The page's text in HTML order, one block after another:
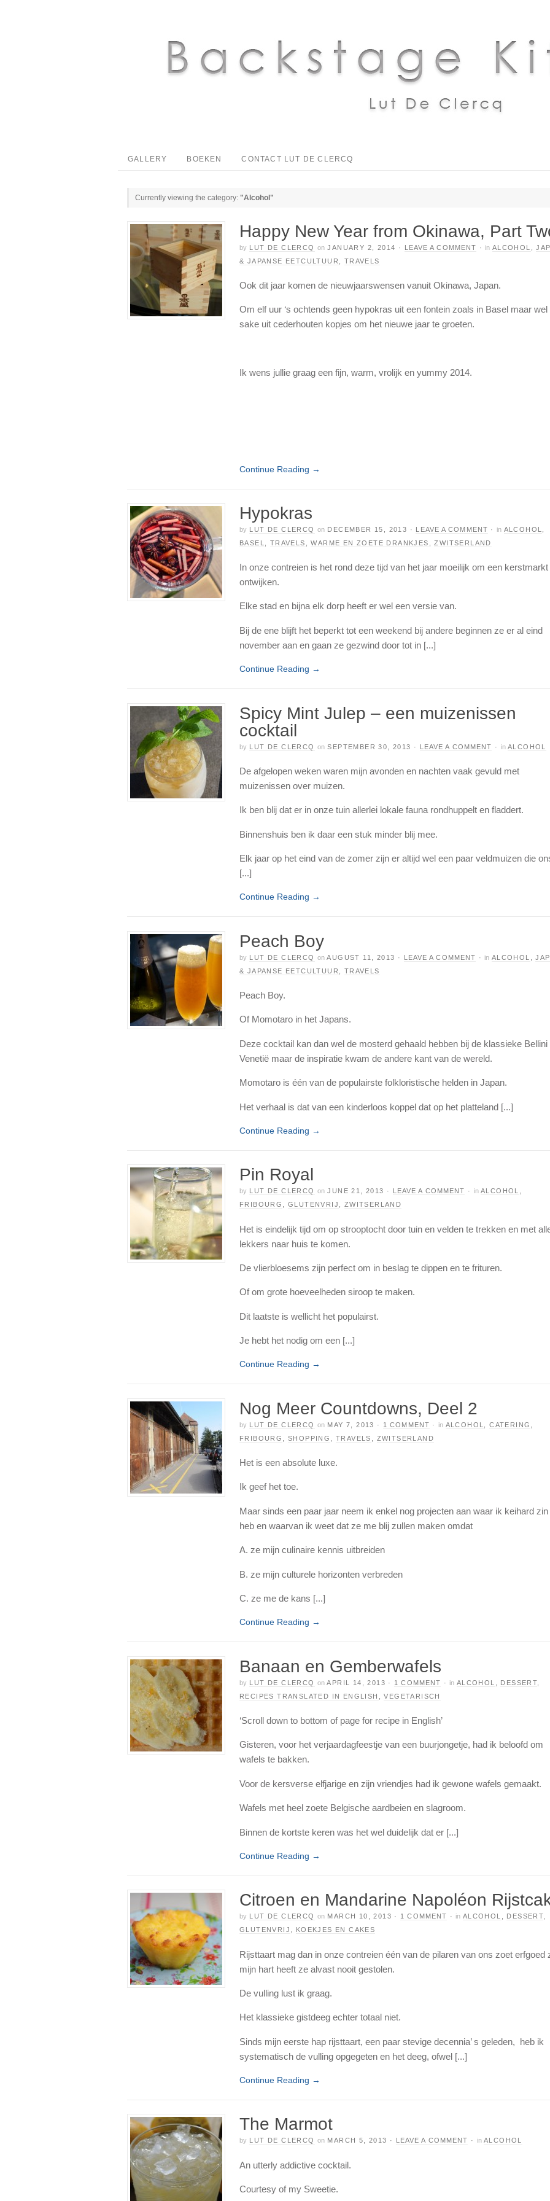
GALLERY BOEKEN CONTACT LUT DE CLERCQ
Currently viewing the category: "Alcohol"
Happy New Year from Okinawa, Part
by LUT DE CLERCQ on JANUARY 2, 2014 · LEAVE A COMMENT · in ALCOHOL ,
& JAPANSE EETCULTUUR
TRAVELS
Ook dit jaar komen de nieuwjaarswensen vanuit Okinawa, Japan.
Om elf uur ‘s ochtends geen hypokras uit een fontein zoals in Basel maar wel
sake uit cederhouten kopjes om het nieuwe jaar te groeten.
Ik wens jullie graag een fijn, warm, vrolijk en yummy 2014.
Continue Reading →
Hypokras
by LUT DE CLERCQ on DECEMBER 15, 2013 · LEAVE A COMMENT · in ALCOHOL
BASEL
TRAVELS ,WARME EN ZOETE DRANKJES ,ZWITSERLAND
In onze contreien is het rond deze tijd van het jaar moeilijk om een kerstmarkt
ontwijken.
Elke stad en bijna elk dorp heeft er wel een versie van.
Bij de ene blijft het beperkt tot een weekend bij andere beginnen ze er al eind
november aan en gaan ze gezwind door tot in [...]
Continue Reading →
Spicy Mint Julep – een muizenissen
cocktail
by LUT DE CLERCQ on SEPTEMBER 30, 2013 · LEAVE A COMMENT · in ALCOHOL
De afgelopen weken waren mijn avonden en nachten vaak gevuld met
muizenissen over muizen.
Ik ben blij dat er in onze tuin allerlei lokale fauna rondhuppelt en fladdert.
Binnenshuis ben ik daar een stuk minder blij mee.
Elk jaar op het eind van de zomer zijn er altijd wel een paar veldmuizen die
[...]
Continue Reading →
Peach Boy
by LUT DE CLERCQ on AUGUST 11, 2013 · LEAVE A COMMENT · in ALCOHOL ,
& JAPANSE EETCULTUUR
TRAVELS
Peach Boy.
Of Momotaro in het Japans.
Deze cocktail kan dan wel de mosterd gehaald hebben bij de klassieke Bellini
Venetië maar de inspiratie kwam de andere kant van de wereld.
Momotaro is één van de populairste folkloristische helden in Japan.
Het verhaal is dat van een kinderloos koppel dat op het platteland [...]
Continue Reading →
Pin Royal
by LUT DE CLERCQ on JUNE 21, 2013 · LEAVE A COMMENT · in ALCOHOL
FRIBOURG
,GLUTENVRIJ ZWITSERLAND
Het is eindelijk tijd om op strooptocht door tuin en velden te trekken en met
lekkers naar huis te komen.
De vlierbloesems zijn perfect om in beslag te dippen en te frituren.
Of om grote hoeveelheden siroop te maken.
Dit laatste is wellicht het populairst.
Je hebt het nodig om een [...]
Continue Reading →
Nog Meer Countdowns, Deel 2
by LUT DE CLERCQ on MAY 7, 2013 · 1 COMMENT · in ALCOHOL ,CATERING
FRIBOURG
,SHOPPING ,TRAVELS ZWITSERLAND
Het is een absolute luxe.
Ik geef het toe.
Maar sinds een paar jaar neem ik enkel nog projecten aan waar ik keihard zin
heb en waarvan ik weet dat ze me blij zullen maken omdat
A. ze mijn culinaire kennis uitbreiden
B. ze mijn culturele horizonten verbreden
C. ze me de kans [...]
Continue Reading →
Banaan en Gemberwafels
by LUT DE CLERCQ on APRIL 14, 2013 · 1 COMMENT · in ALCOHOL DESSERT
RECIPES TRANSLATED IN ENGLISH
,VEGETARISCH
‘Scroll down to bottom of page for recipe in English’
Gisteren, voor het verjaardagfeestje van een buurjongetje, had ik beloofd om
wafels te bakken.
Voor de kersverse elfjarige en zijn vriendjes had ik gewone wafels gemaakt.
Wafels met heel zoete Belgische aardbeien en slagroom.
Binnen de kortste keren was het wel duidelijk dat er [...]
Continue Reading →
Citroen en Mandarine Napoléon
by LUT DE CLERCQ on MARCH 10, 2013 · 1 COMMENT · in ALCOHOL DESSERT
GLUTENVRIJ
KOEKJES EN CAKES
Rijsttaart mag dan in onze contreien één van de pilaren van ons zoet erfgoed
mijn hart heeft ze alvast nooit gestolen.
De vulling lust ik graag.
Het klassieke gistdeeg echter totaal niet.
Sinds mijn eerste hap rijsttaart, een paar stevige decennia’ s geleden, heb ik
systematisch de vulling opgegeten en het deeg, ofwel [...]
Continue Reading →
The Marmot
by LUT DE CLERCQ on MARCH 5, 2013 · LEAVE A COMMENT · in ALCOHOL
An utterly addictive cocktail.
Courtesy of my Sweetie.